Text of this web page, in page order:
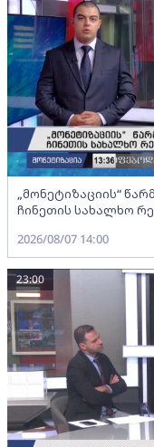
„მონეტიზაციის“
ჩინეთის სახალხო
2026/08/07 14:00
23:00